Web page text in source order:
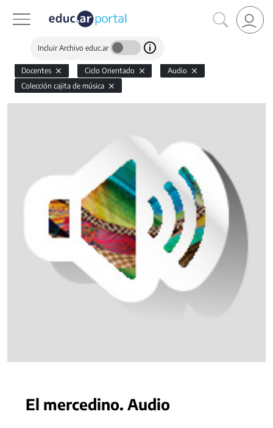
Incluir Archivo educ.ar
Docentes Ciclo Orientado
Audio
Colección cajita de música
El mercedino. Audio